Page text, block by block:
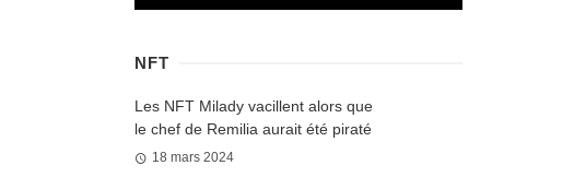
NFT
Les NFT Milady vacillent alors que
le chef de Remilia aurait été piraté
18 mars 2024